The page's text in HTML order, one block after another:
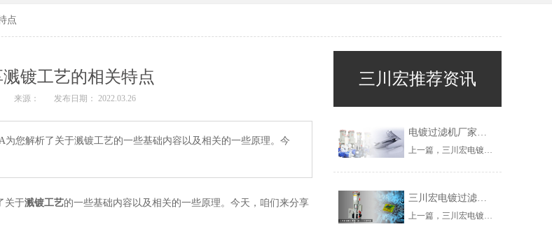
点
镀工艺的相关特点
来源： 发布日期： 2022.03.26
您解析了关于溅镀工艺的一些基础内容以及相关的一些原理。今
关于溅镀工艺的一些基础内容以及相关的一些原理。今天，咱们来分享
三川宏推荐资讯
电镀过滤机厂家川田环保解析三价铬钝化有机硅类封闭剂
上一篇，三川宏电镀过滤机厂家——川田环保科技小编分享了，关于三价铬钝化无机硅类封闭剂的一些相关知识点。今儿个，咱们再来解析关于有机硅类封闭剂的一些知识和内容。
三川宏电镀过滤机厂家解析三价铬钝化液成分重要性
上一篇，三川宏电镀过滤机厂家——川田环保科技小编和大家分享了，关于PCB面板发白的问题，解析其成因以及相关的解决办法。今天，咱们来探讨三价铬钝化液的成分重要性问题。